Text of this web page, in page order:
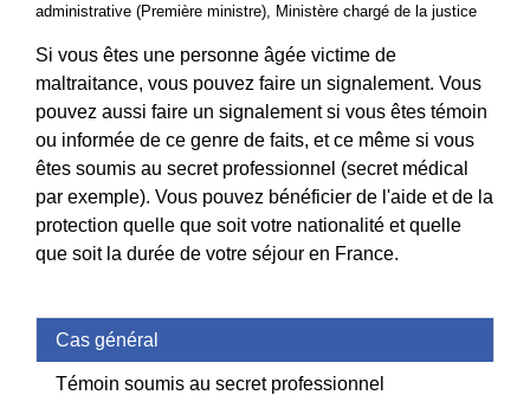
administrative (Première ministre), Ministère chargé de la justice
Si vous êtes une personne âgée victime de
maltraitance, vous pouvez faire un signalement. Vous
pouvez aussi faire un signalement si vous êtes témoin
ou informée de ce genre de faits, et ce même si vous
êtes soumis au secret professionnel (secret médical
par exemple). Vous pouvez bénéficier de l'aide et de la
protection quelle que soit votre nationalité et quelle
que soit la durée de votre séjour en France.
Cas général
Témoin soumis au secret professionnel